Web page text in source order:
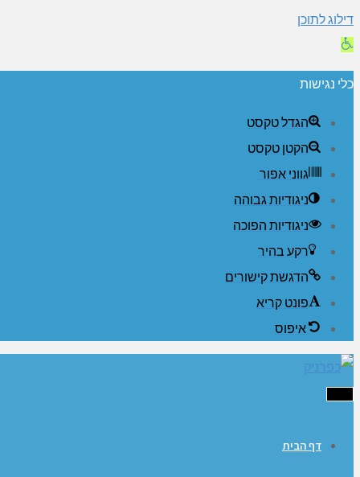
דילוג לתוכן
פתח
סרגל
כלי נגישות
הגדל טקסט
הקטן טקסט
גווני אפור
ניגודיות גבוהה
ניגודיות הפוכה
רקע בהיר
הדגשת קישורים
פונט קריא
איפוס
תפריט
דף הבית